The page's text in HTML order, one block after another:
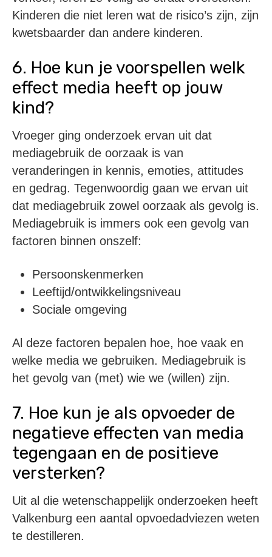
Kinderen die niet leren wat de risico’s zijn, zijn
kwetsbaarder dan andere kinderen.
6. Hoe kun je voorspellen welk
effect media heeft op jouw
kind?
Vroeger ging onderzoek ervan uit dat
mediagebruik de oorzaak is van
veranderingen in kennis, emoties, attitudes
en gedrag. Tegenwoordig gaan we ervan uit
dat mediagebruik zowel oorzaak als gevolg is.
Mediagebruik is immers ook een gevolg van
factoren binnen onszelf:
Persoonskenmerken
Leeftijd/ontwikkelingsniveau
Sociale omgeving
Al deze factoren bepalen hoe, hoe vaak en
welke media we gebruiken. Mediagebruik is
het gevolg van (met) wie we (willen) zijn.
7. Hoe kun je als opvoeder de
negatieve effecten van media
tegengaan en de positieve
versterken?
Uit al die wetenschappelijk onderzoeken heeft
Valkenburg een aantal opvoedadviezen weten
te destilleren.